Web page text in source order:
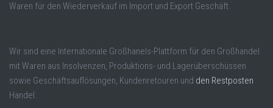
Waren für den Wiederverkauf im Import und Export Geschäft.
Wir sind eine Internationale Großhanels-Plattform für den Großhandel
mit Waren aus Insolvenzen, Produktions- und Lagerüberschüssen
sowie Geschäftsauflösungen, Kundenretouren und den Restposten
Handel.